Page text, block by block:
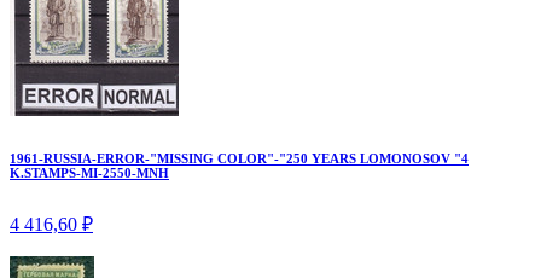
1961-RUSSIA-ERROR-"MISSING COLOR"-"250 YEARS LOMONOSOV "4
K.STAMPS-MI-2550-MNH
4 416,60 ₽